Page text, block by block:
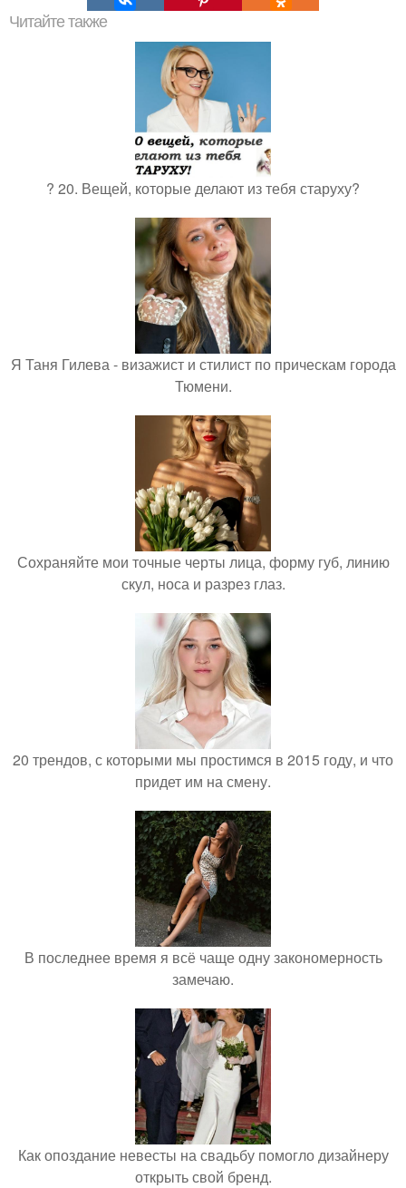
Читайте также
? 20. Вещей, которые делают из тебя старуху?
Я Таня Гилева - визажист и стилист по прическам города
Тюмени.
Сохраняйте мои точные черты лица, форму губ, линию
скул, носа и разрез глаз.
20 трендов, с которыми мы простимся в 2015 году, и что
придет им на смену.
В последнее время я всё чаще одну закономерность
замечаю.
Как опоздание невесты на свадьбу помогло дизайнеру
открыть свой бренд.